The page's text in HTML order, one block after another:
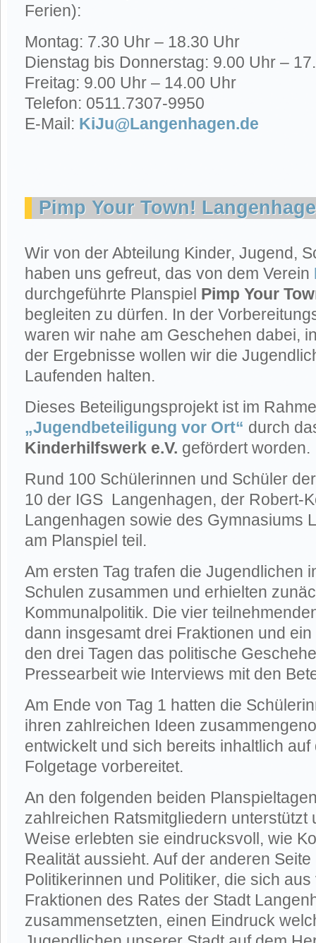
Ferien):
Montag: 7.30 Uhr – 18.30 Uhr
Dienstag bis Donnerstag: 9.00 Uhr –
Freitag: 9.00 Uhr – 14.00 Uhr
Telefon: 0511.7307-9950
E-Mail: KiJu@Langenhagen.de
Pimp Your Town!
Wir von der Abteilung Kinder, Jugend,
haben uns gefreut, das von dem Verein
durchgeführte Planspiel Pimp Your
begleiten zu dürfen. In der
waren wir nahe am Geschehen dabei,
der Ergebnisse wollen wir die
Laufenden halten.
Dieses Beteiligungsprojekt ist im
„Jugendbeteiligung vor Ort“ durch
Kinderhilfswerk e.V. gefördert worden.
Rund 100 Schülerinnen und Schüler
10 der IGS Langenhagen, der Robert-
Langenhagen sowie des Gymnasiums
am Planspiel teil.
Am ersten Tag trafen die Jugendlichen
Schulen zusammen und erhielten
Kommunalpolitik. Die vier
dann insgesamt drei Fraktionen und
den drei Tagen das politische
Pressearbeit wie Interviews mit den
Am Ende von Tag 1 hatten die
ihren zahlreichen Ideen
entwickelt und sich bereits inhaltlich
Folgetage vorbereitet.
An den folgenden beiden
zahlreichen Ratsmitgliedern unterstützt
Weise erlebten sie eindrucksvoll, wie
Realität aussieht. Auf der anderen
Politikerinnen und Politiker, die sich
Fraktionen des Rates der Stadt
zusammensetzten, einen Eindruck